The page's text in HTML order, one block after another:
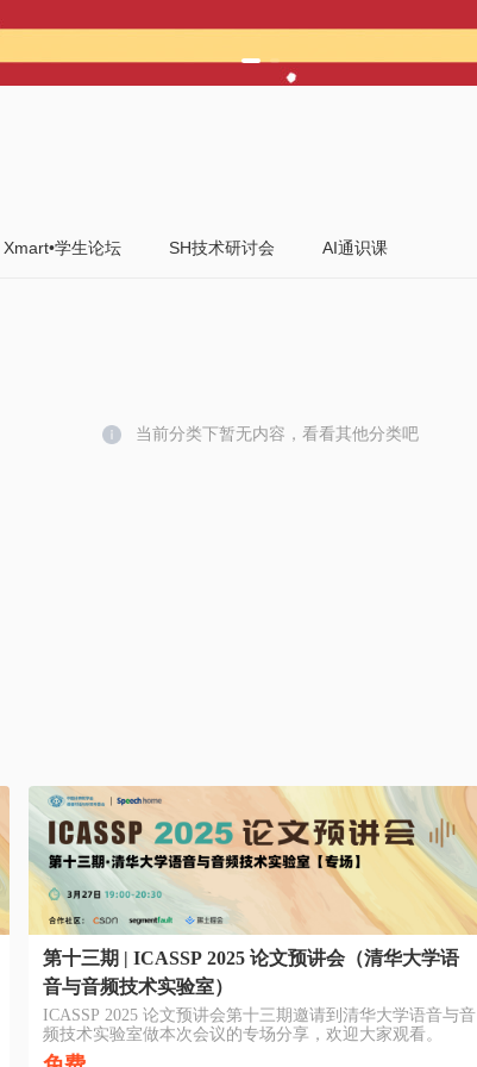
Xmart•学生论坛 SH技术研讨会 AI通识课
当前分类下暂无内容，看看其他分类吧
第十三期 | ICASSP 2025 论文预讲会（清华大学语
音与音频技术实验室）
ICASSP 2025 论文预讲会第十三期邀请到清华大学语音与音
频技术实验室做本次会议的专场分享，欢迎大家观看。